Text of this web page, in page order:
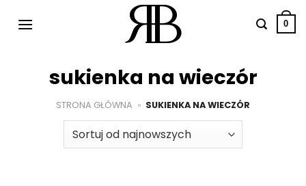
0
sukienka na wieczór
STRONA GŁÓWNA » SUKIENKA NA WIECZÓR